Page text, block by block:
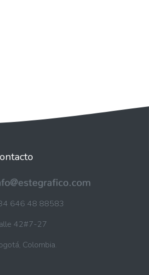
646 48 88583
42#7-27
Colombia.